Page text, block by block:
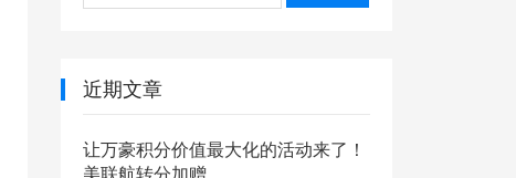
近期文章
让万豪积分价值最大化的活动来了！